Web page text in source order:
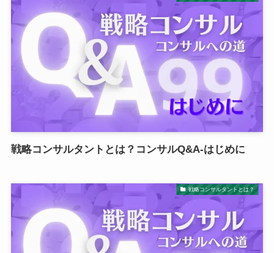
戦略コンサルタントとは？コンサルQ&A-はじめに
戦略コンサルタントとは？